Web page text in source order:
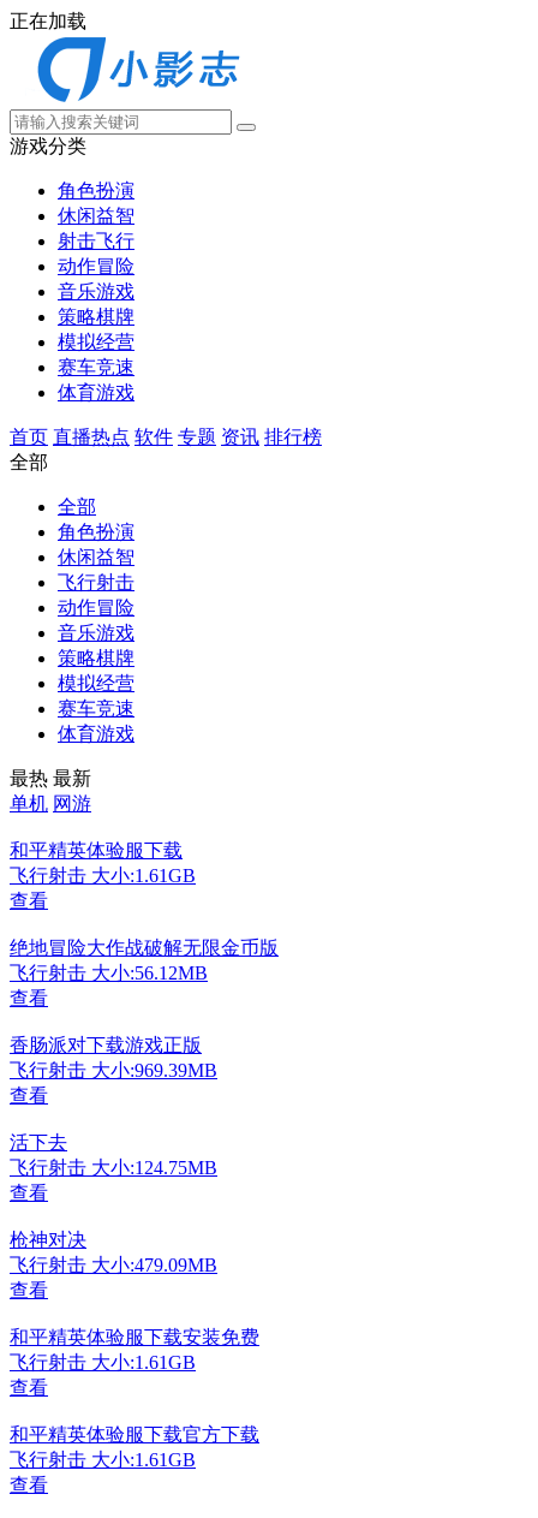
正在加载
游戏分类
角色扮演
休闲益智
射击飞行
动作冒险
音乐游戏
策略棋牌
模拟经营
赛车竞速
体育游戏
首页 直播热点 软件 专题 资讯 排行榜
全部
全部
角色扮演
休闲益智
飞行射击
动作冒险
音乐游戏
策略棋牌
模拟经营
赛车竞速
体育游戏
最热 最新
单机 网游
和平精英体验服下载
飞行射击 大小:1.61GB
查看
绝地冒险大作战破解无限金币版
飞行射击 大小:56.12MB
查看
香肠派对下载游戏正版
飞行射击 大小:969.39MB
查看
活下去
飞行射击 大小:124.75MB
查看
枪神对决
飞行射击 大小:479.09MB
查看
和平精英体验服下载安装免费
飞行射击 大小:1.61GB
查看
和平精英体验服下载官方下载
飞行射击 大小:1.61GB
查看